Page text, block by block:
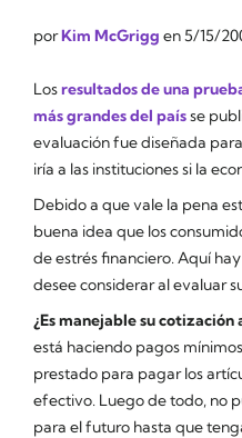
porKim McGrigg en5/15/
Losresultados de una
más grandes del paísse
evaluación fue diseñada
iría a las instituciones si la
Debido a que vale la pena
buena idea que los
de estrés financiero. Aquí
desee considerar al evaluar
¿Es manejable su cotización
está haciendo pagos
prestado para pagar los
efectivo. Luego de todo, no
para el futuro hasta que